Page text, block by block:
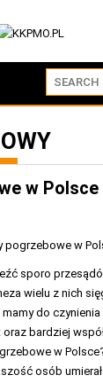
w Polsce
sporo
wielu z nich
do
bardziej
w
osób